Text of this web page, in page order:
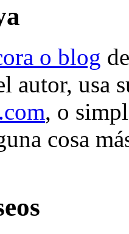
o blog
autor, usa
, o
cosa